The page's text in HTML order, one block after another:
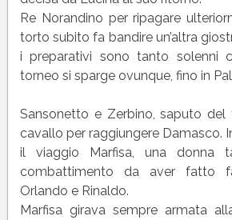
Re Norandino per ripagare
torto subito fa bandire un’altra
i preparativi sono tanto solenni
torneo si sparge ovunque, fino in
Sansonetto e Zerbino, saputo
cavallo per raggiungere Damasco.
il viaggio Marfisa, una donna
combattimento da aver fatto
Orlando e Rinaldo.
Marfisa girava sempre armata